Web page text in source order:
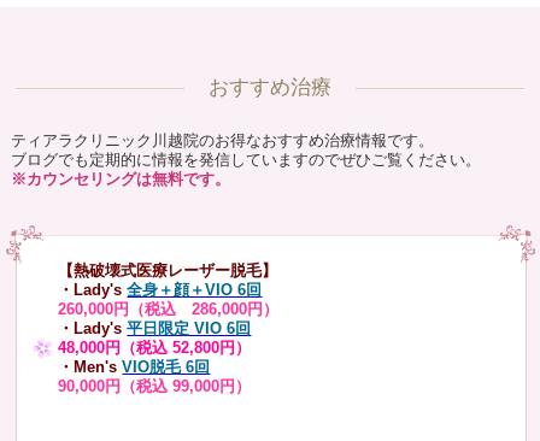
おすすめ治療
ティアラクリニック川越院のお得なおすすめ治療情報です。
ブログでも定期的に情報を発信していますのでぜひご覧ください。
※カウンセリングは無料です。
【熱破壊式医療レーザー脱毛】
・Lady's 全身＋顔＋VIO 6回
260,000円（税込 286,000円）
・Lady's平日限定 VIO 6回
48,000円（税込 52,800円）
・Men's VIO脱毛 6回
90,000円（税込 99,000円）